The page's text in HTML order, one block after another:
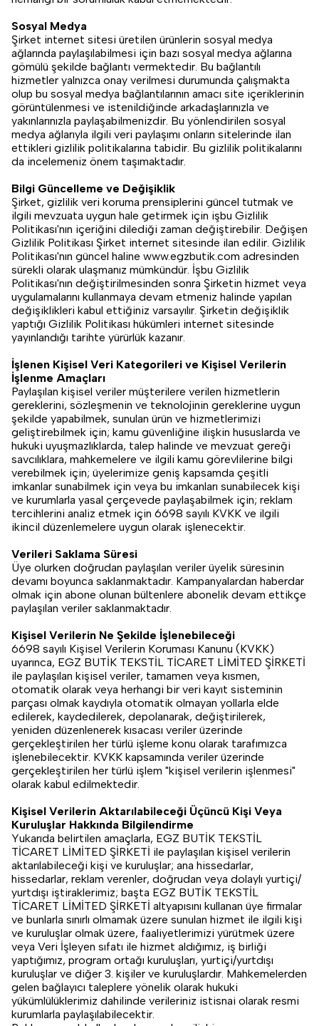
Sosyal Medya
Şirket internet sitesi üretilen ürünlerin sosyal medya
ağlarında paylaşılabilmesi için bazı sosyal medya ağlarına
gömülü şekilde bağlantı vermektedir. Bu bağlantılı
hizmetler yalnızca onay verilmesi durumunda çalışmakta
olup bu sosyal medya bağlantılarının amacı site içeriklerinin
görüntülenmesi ve istenildiğinde arkadaşlarınızla ve
yakınlarınızla paylaşabilmenizdir. Bu yönlendirilen sosyal
medya ağlarıyla ilgili veri paylaşımı onların sitelerinde ilan
ettikleri gizlilik politikalarına tabidir. Bu gizlilik politikalarını
da incelemeniz önem taşımaktadır.
Bilgi Güncelleme ve Değişiklik
Şirket, gizlilik veri koruma prensiplerini güncel tutmak ve
ilgili mevzuata uygun hale getirmek için işbu Gizlilik
Politikası'nın içeriğini dilediği zaman değiştirebilir. Değişen
Gizlilik Politikası Şirket internet sitesinde ilan edilir. Gizlilik
Politikası'nın güncel haline www.egzbutik.com adresinden
sürekli olarak ulaşmanız mümkündür. İşbu Gizlilik
Politikası'nın değiştirilmesinden sonra Şirketin hizmet veya
uygulamalarını kullanmaya devam etmeniz halinde yapılan
değişiklikleri kabul ettiğiniz varsayılır. Şirketin değişiklik
yaptığı Gizlilik Politikası hükümleri internet sitesinde
yayınlandığı tarihte yürürlük kazanır.
İşlenen Kişisel Veri Kategorileri ve Kişisel Verilerin
İşlenme Amaçları
Paylaşılan kişisel veriler müşterilere verilen hizmetlerin
gereklerini, sözleşmenin ve teknolojinin gereklerine uygun
şekilde yapabilmek, sunulan ürün ve hizmetlerimizi
geliştirebilmek için; kamu güvenliğine ilişkin hususlarda ve
hukuki uyuşmazlıklarda, talep halinde ve mevzuat gereği
savcılıklara, mahkemelere ve ilgili kamu görevlilerine bilgi
verebilmek için; üyelerimize geniş kapsamda çeşitli
imkanlar sunabilmek için veya bu imkanları sunabilecek kişi
ve kurumlarla yasal çerçevede paylaşabilmek için; reklam
tercihlerini analiz etmek için 6698 sayılı KVKK ve ilgili
ikincil düzenlemelere uygun olarak işlenecektir.
Verileri Saklama Süresi
Üye olurken doğrudan paylaşılan veriler üyelik süresinin
devamı boyunca saklanmaktadır. Kampanyalardan haberdar
olmak için abone olunan bültenlere abonelik devam ettikçe
paylaşılan veriler saklanmaktadır.
Kişisel Verilerin Ne Şekilde İşlenebileceği
6698 sayılı Kişisel Verilerin Koruması Kanunu (KVKK)
uyarınca, EGZ BUTİK TEKSTİL TİCARET LİMİTED ŞİRKETİ
ile paylaşılan kişisel veriler, tamamen veya kısmen,
otomatik olarak veya herhangi bir veri kayıt sisteminin
parçası olmak kaydıyla otomatik olmayan yollarla elde
edilerek, kaydedilerek, depolanarak, değiştirilerek,
yeniden düzenlenerek kısacası veriler üzerinde
gerçekleştirilen her türlü işleme konu olarak tarafımızca
işlenebilecektir. KVKK kapsamında veriler üzerinde
gerçekleştirilen her türlü işlem "kişisel verilerin işlenmesi"
olarak kabul edilmektedir.
Kişisel Verilerin Aktarılabileceği Üçüncü Kişi Veya
Kuruluşlar Hakkında Bilgilendirme
Yukarıda belirtilen amaçlarla, EGZ BUTİK TEKSTİL
TİCARET LİMİTED ŞİRKETİ ile paylaşılan kişisel verilerin
aktarılabileceği kişi ve kuruluşlar; ana hissedarlar,
hissedarlar, reklam verenler, doğrudan veya dolaylı yurtiçi/
yurtdışı iştiraklerimiz; başta EGZ BUTİK TEKSTİL
TİCARET LİMİTED ŞİRKETİ altyapısını kullanan üye firmalar
ve bunlarla sınırlı olmamak üzere sunulan hizmet ile ilgili kişi
ve kuruluşlar olmak üzere, faaliyetlerimizi yürütmek üzere
veya Veri İşleyen sıfatı ile hizmet aldığımız, iş birliği
yaptığımız, program ortağı kuruluşları, yurtiçi/yurtdışı
kuruluşlar ve diğer 3. kişiler ve kuruluşlardır. Mahkemelerden
gelen bağlayıcı taleplere yönelik olarak hukuki
yükümlülüklerimiz dahilinde verileriniz istisnai olarak resmi
kurumlarla paylaşılabilecektir.